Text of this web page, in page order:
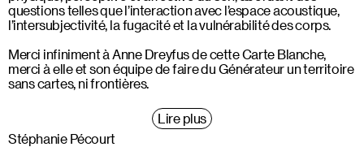
questions telles que l’interaction avec l’espace acoustique,
l’intersubjectivité, la fugacité et la vulnérabilité des corps.
Merci infiniment à Anne Dreyfus de cette Carte Blanche,
merci à elle et son équipe de faire du Générateur un territoire
sans cartes, ni frontières.
Lire plus
Stéphanie Pécourt